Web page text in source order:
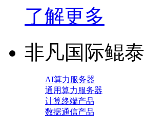
了解更多
非凡国际鲲泰
AI算力服务器
通用算力服务器
计算终端产品
数据通信产品